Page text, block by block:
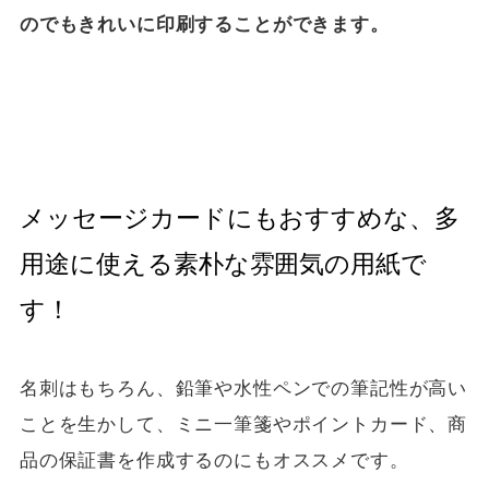
のでもきれいに印刷することができます。
メッセージカードにもおすすめな、多
用途に使える素朴な雰囲気の用紙で
す！
名刺はもちろん、鉛筆や水性ペンでの筆記性が高い
ことを生かして、ミニ一筆箋やポイントカード、商
品の保証書を作成するのにもオススメです。